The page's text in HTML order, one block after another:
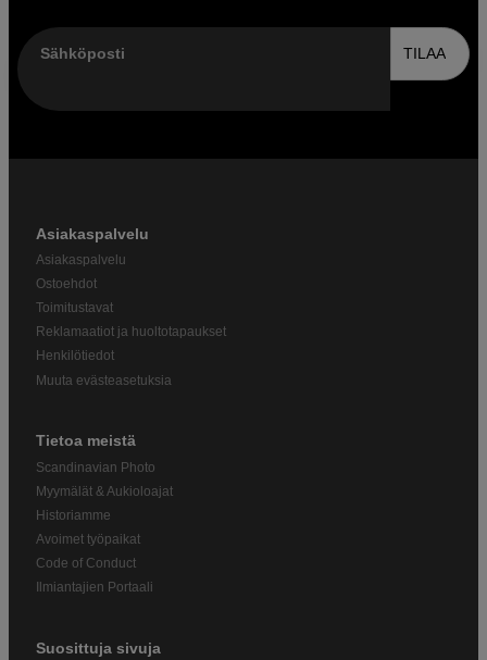
Sähköposti TILAA
Asiakaspalvelu
Asiakaspalvelu
Ostoehdot
Toimitustavat
Reklamaatiot ja huoltotapaukset
Henkilötiedot
Muuta evästeasetuksia
Tietoa meistä
Scandinavian Photo
Myymälät & Aukioloajat
Historiamme
Avoimet työpaikat
Code of Conduct
Ilmiantajien Portaali
Suosittuja sivuja